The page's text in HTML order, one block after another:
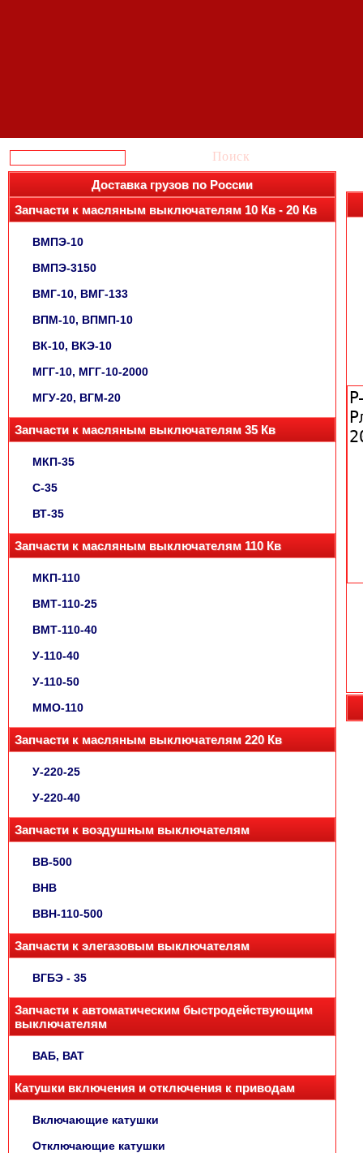
Поиск
Доставка грузов по России
Запчасти к масляным выключателям 10 Кв - 20 Кв
ВМПЭ-10
ВМПЭ-3150
ВМГ-10, ВМГ-133
ВПМ-10, ВПМП-10
ВК-10, ВКЭ-10
МГГ-10, МГГ-10-2000
МГУ-20, ВГМ-20
Запчасти к масляным выключателям 35 Кв
МКП-35
С-35
ВТ-35
Запчасти к масляным выключателям 110 Кв
МКП-110
ВМТ-110-25
ВМТ-110-40
У-110-40
У-110-50
ММО-110
Запчасти к масляным выключателям 220 Кв
У-220-25
У-220-40
Запчасти к воздушным выключателям
ВВ-500
ВНВ
ВВН-110-500
Запчасти к элегазовым выключателям
ВГБЭ - 35
Запчасти к автоматическим быстродействующим
выключателям
ВАБ, ВАТ
Катушки включения и отключения к приводам
Включающие катушки
Отключающие катушки